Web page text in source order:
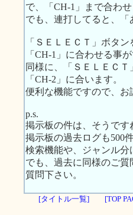
で、「CH-1」まで合わせ
でも、連打してると、
「ＳＥＬＥＣＴ」ボタ
「CH-1」に合わせる事が
同様に、「ＳＥＬＥＣ
「CH-2」に合います。
便利な機能ですので、
p.s.
掲示板の件は、そうで
掲示板の過去ログも500
検索機能や、ジャンル分
でも、過去に同様のご
質問下さい。
[タイトル一覧] [TOP